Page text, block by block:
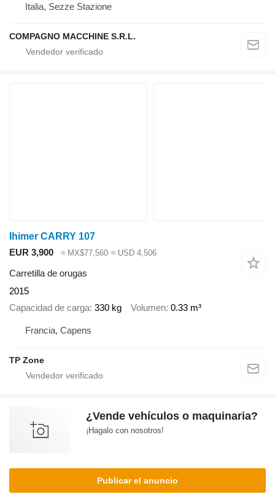
Italia, Sezze Stazione
COMPAGNO MACCHINE S.R.L.
Ihimer CARRY 107
EUR 3,900
≈ MX$77,560 ≈ USD 4,506
Carretilla de orugas
2015
Capacidad de carga 330 kg Volumen 0.33 m³
Francia, Capens
TP Zone
¿Vende vehículos o maquinaria?
¡Hagalo con nosotros!
Publicar el anuncio